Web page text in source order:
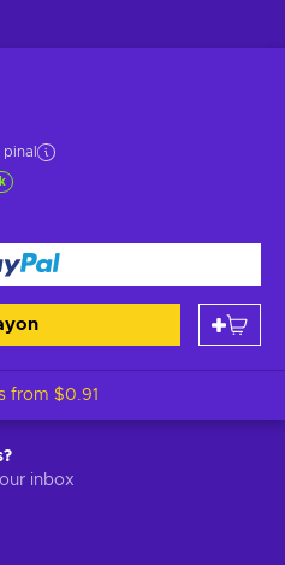
from $0.91
inbox